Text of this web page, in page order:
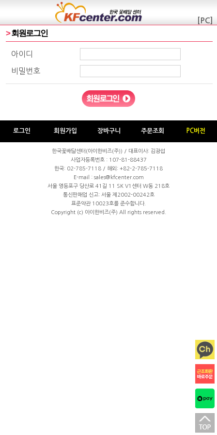
[PC]
>회원로그인
아이디
비밀번호
로그인 회원가입 장바구니 주문조회 PC버전
한국꽃배달센터(아이한비즈(주)) / 대표이사: 김광섭
사업자등록번호 : 107-81-88437
한국: 02-785-7118 / 해외: +82-2-785-7118
E-mail : sales@kfcenter.com
서울 영등포구 당산로 41길 11 SK V1센터 W동 218호
통신판매업 신고: 서울 제2002-00242호
표준약관 10023호를 준수합니다.
Copyright (c) 아이한비즈(주) All rights reserved.